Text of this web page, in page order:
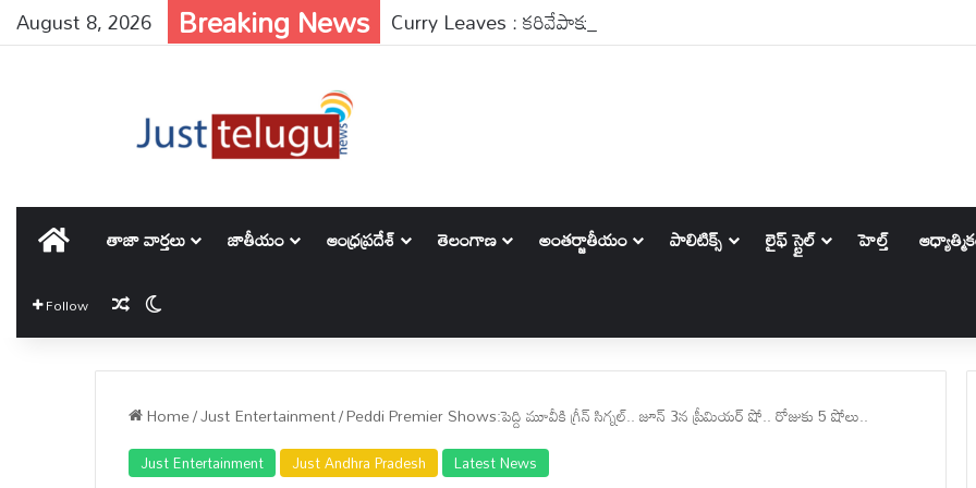
August 8, 2026 Breaking News
తాజా వార్తలు జాతీయం ఆంధ్రప్రదేశ్ తెలంగాణ అంతర్జాతీయం పాలిటిక్స్‌ లైఫ్ స్టైల్ హెల్త్
Follow Random Article
Home/Just Entertainment/Peddi Premier Shows:పెద్ది మూవీకి గ్రీన్ సిగ్నల్.. జూన్ 3న ప్రీమియర్ షో.. రోజుకు 5 షోలు..
Just Entertainment Just Andhra Pradesh Latest News